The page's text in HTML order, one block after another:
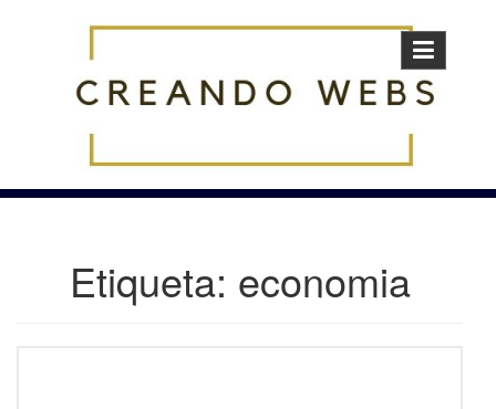
Etiqueta: economia